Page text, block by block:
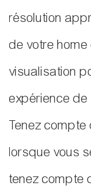
résolution
de votre
visualisation
expérience de
Tenez compte
lorsque vous
tenez compte